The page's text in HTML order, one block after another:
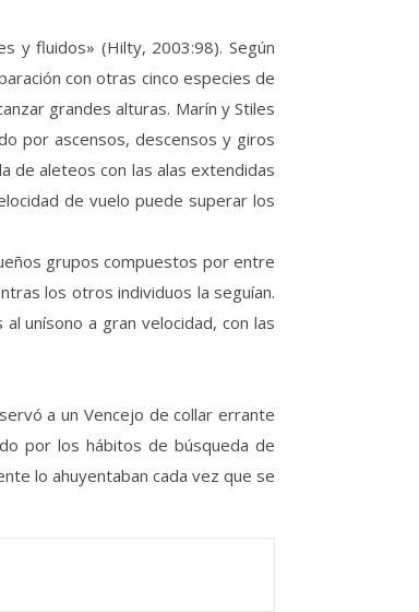
y fluidos» (Hilty, 2003:98). Según
con otras cinco especies de
grandes alturas. Marín y Stiles
por ascensos, descensos y giros
de aleteos con las alas extendidas
de vuelo puede superar los
grupos compuestos por entre
los otros individuos la seguían.
unísono a gran velocidad, con las
a un Vencejo de collar errante
por los hábitos de búsqueda de
lo ahuyentaban cada vez que se